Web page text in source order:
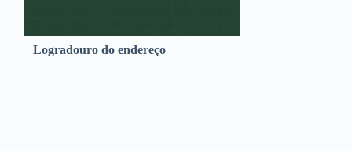
Logradouro do endereço